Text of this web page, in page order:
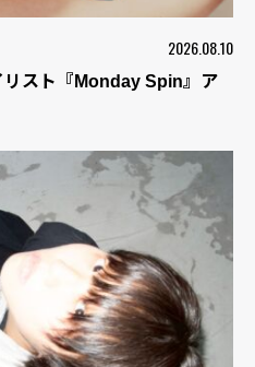
2026.08.10
リスト『Monday Spin』ア